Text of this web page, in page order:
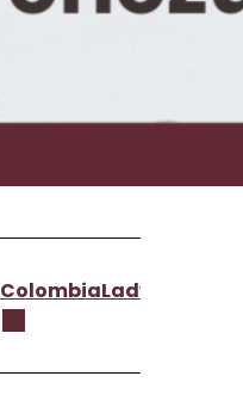
ColombiaLady